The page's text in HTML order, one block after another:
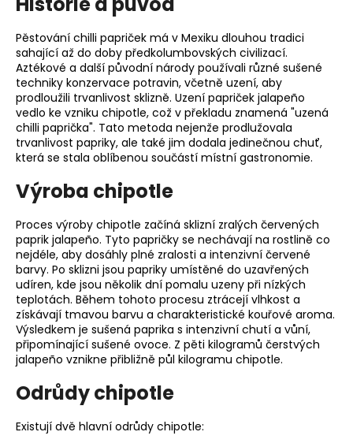
Pěstování chilli papriček má v Mexiku dlouhou tradici
sahající až do doby předkolumbovských civilizací.
Aztékové a další původní národy používali různé sušené
techniky konzervace potravin, včetně uzení, aby
prodloužili trvanlivost sklizně. Uzení papriček jalapeño
vedlo ke vzniku chipotle, což v překladu znamená "uzená
chilli paprička". Tato metoda nejenže prodlužovala
trvanlivost papriky, ale také jim dodala jedinečnou chuť,
která se stala oblíbenou součástí místní gastronomie.
Výroba chipotle
Proces výroby chipotle začíná sklizní zralých červených
paprik jalapeño. Tyto papričky se nechávají na rostlině co
nejdéle, aby dosáhly plné zralosti a intenzivní červené
barvy. Po sklizni jsou papriky umístěné do uzavřených
udíren, kde jsou několik dní pomalu uzeny při nízkých
teplotách. Během tohoto procesu ztrácejí vlhkost a
získávají tmavou barvu a charakteristické kouřové aroma.
Výsledkem je sušená paprika s intenzivní chutí a vůní,
připomínající sušené ovoce. Z pěti kilogramů čerstvých
jalapeño vznikne přibližně půl kilogramu chipotle.
Odrůdy chipotle
Existují dvě hlavní odrůdy chipotle:
a
j
í
t
?
HLEDAT
D
o
p
o
r
u
č
u
j
m